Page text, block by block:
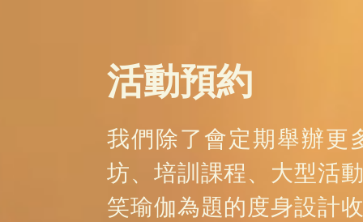
活動預約
我們除了會定期舉辦更
坊、培訓課程、大型活
笑瑜伽為題的度身設計